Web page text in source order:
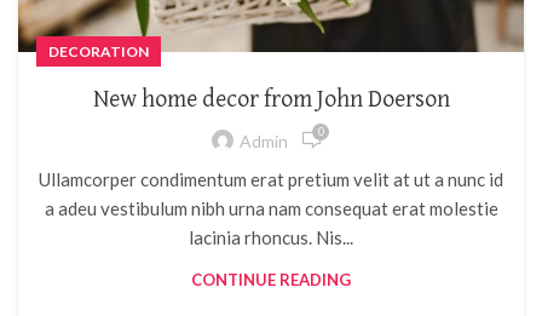
DECORATION
New home decor from John Doerson
Admin 0
Ullamcorper condimentum erat pretium velit at ut a nunc id
a adeu vestibulum nibh urna nam consequat erat molestie
lacinia rhoncus. Nis...
CONTINUE READING